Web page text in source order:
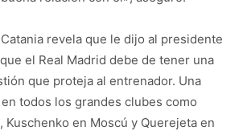
revela que le dijo al presidente
el Real Madrid debe de tener una
que proteja al entrenador. Una
todos los grandes clubes como
Kuschenko en Moscú y Querejeta en